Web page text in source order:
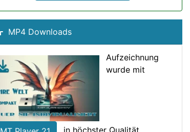
MP4 Downloads
Aufzeichnung
wurde mit